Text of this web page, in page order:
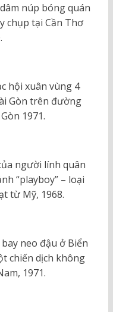
núp bóng quán
chụp tại Cần Thơ
hội xuân vùng 4
Gòn trên đường
1971.
người lính quân
“playboy” – loại
từ Mỹ, 1968.
neo đậu ở Biển
chiến dịch không
1971.